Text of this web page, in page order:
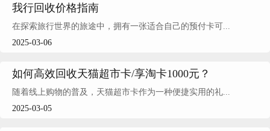
我行回收价格指南
在探索旅行世界的旅途中，拥有一张适合自己的预付卡可...
2025-03-06
如何高效回收天猫超市卡/享淘卡1000元？
随着线上购物的普及，天猫超市卡作为一种便捷实用的礼...
2025-03-05